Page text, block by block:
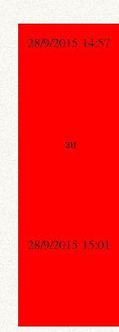
28/9/2015 14:57
au
28/9/2015 15:01